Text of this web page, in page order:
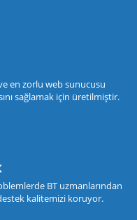
en zorlu web sunucusu
sağlamak için üretilmiştir.
BT uzmanlarından
kalitemizi koruyor.